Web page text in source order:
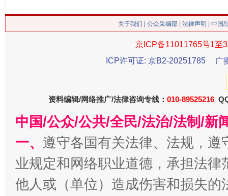
生
揭批美国五大"原罪" "炒
关于我们 公众采编部 法律声明 | 中国
京ICP备11011765号1至
ICP许可证: 京B2-20251785
广
资料编辑/网络推广/法律咨询专线： 010-89525216
中国/公众/公共/全民/法治/法制/新
一、 遵守各国有关法律、法规，
业规定和网络职业道德，承担法
他人或（单位）造成伤害和损失